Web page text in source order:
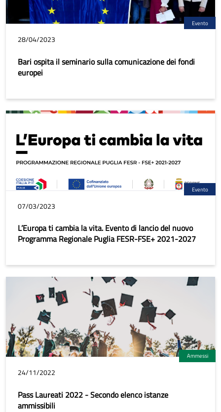
Evento
28/04/2023
Bari ospita il seminario sulla comunicazione dei fondi
europei
Evento
07/03/2023
L’Europa ti cambia la vita. Evento di lancio del nuovo
Programma Regionale Puglia FESR-FSE+ 2021-2027
Ammessi
24/11/2022
Pass Laureati 2022 - Secondo elenco istanze
ammissibili